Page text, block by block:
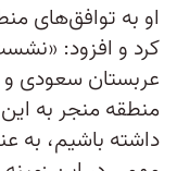
او به توافق‌های
کرد و افزود:
عربستان سعودی
منطقه منجر به
داشته باشیم، به